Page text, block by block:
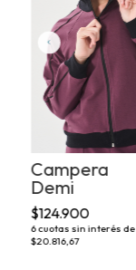
Campera
Demi
$124.900
6cuotas sin interés de
$20.816,67